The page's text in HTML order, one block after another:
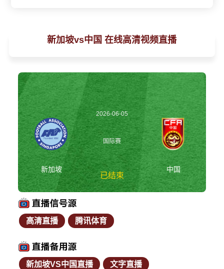
新加坡vs中国 在线高清视频直播
新加坡
2026-06-05
19:30:00
国际赛
已结束
中国
高清直播 腾讯体育
新加坡VS中国直播 文字直播